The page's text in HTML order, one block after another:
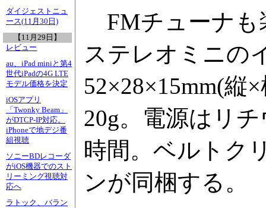
ダイジェストニュ
ース(11月30日)
【11月29日】
レビュー
au、iPad miniと第4
世代iPadの4G LTE
モデル価格を決定
iOSアプリ
「Twonky Beam」
がDTCP-IP対応。
iPhoneで地デジ番
組視聴
ソニーBDレコーダ
がiOS機器でのスト
リーミング視聴対
応へ
ラトック、バラン
FMチューナも
ステレオミニの
52×28×15mm(縦
20g。電源はリ
時間。ベルトク
ンが同梱する。